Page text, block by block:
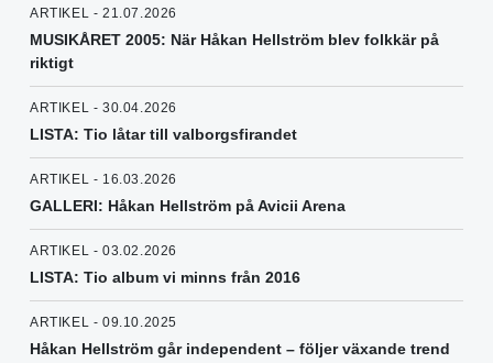
ARTIKEL - 21.07.2026
MUSIKÅRET 2005: När Håkan Hellström blev folkkär på
riktigt
ARTIKEL - 30.04.2026
LISTA: Tio låtar till valborgsfirandet
ARTIKEL - 16.03.2026
GALLERI: Håkan Hellström på Avicii Arena
ARTIKEL - 03.02.2026
LISTA: Tio album vi minns från 2016
ARTIKEL - 09.10.2025
Håkan Hellström går independent – följer växande trend